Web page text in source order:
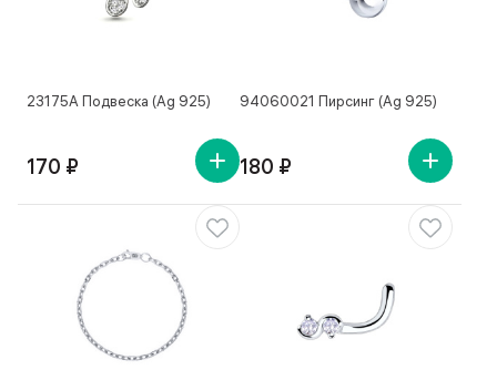
23175А Подвеска (Ag 925)
170 ₽
94060021 Пирсинг (Ag 925)
180 ₽